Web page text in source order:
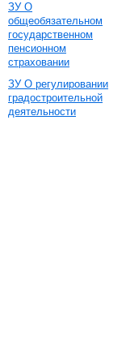
ЗУ О
общеобязательном
государственном
пенсионном
страховании
ЗУ О регулировании
градостроительной
деятельности